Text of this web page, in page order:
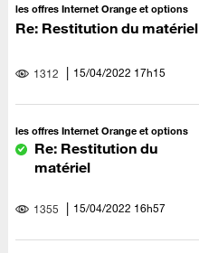
les offres Internet Orange et options
Re: Restitution du matériel
1312 ‎15/04/2022 17h15
les offres Internet Orange et options
Re: Restitution du
matériel
1355 ‎15/04/2022 16h57